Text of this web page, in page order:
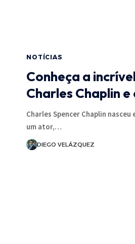
NOTÍCIAS
Conheça a
Charles Chaplin
Charles Spencer Chaplin
um ator,…
DIEGO VELÁZQUEZ